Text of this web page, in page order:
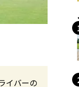
イバーの